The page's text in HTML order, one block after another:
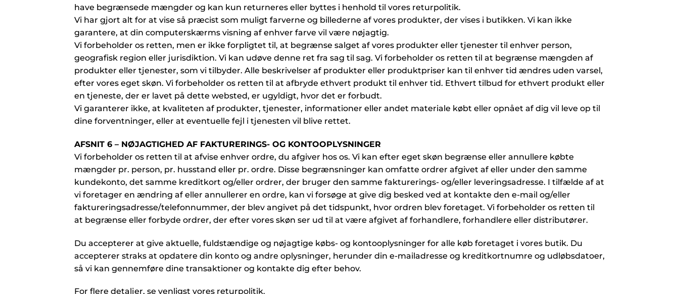
have begrænsede mængder og kan kun returneres eller byttes i henhold til vores returpolitik.
Vi har gjort alt for at vise så præcist som muligt farverne og billederne af vores produkter, der vises i butikken. Vi kan ikke
garantere, at din computerskærms visning af enhver farve vil være nøjagtig.
Vi forbeholder os retten, men er ikke forpligtet til, at begrænse salget af vores produkter eller tjenester til enhver person,
geografisk region eller jurisdiktion. Vi kan udøve denne ret fra sag til sag. Vi forbeholder os retten til at begrænse mængden af
produkter eller tjenester, som vi tilbyder. Alle beskrivelser af produkter eller produktpriser kan til enhver tid ændres uden varsel,
efter vores eget skøn. Vi forbeholder os retten til at afbryde ethvert produkt til enhver tid. Ethvert tilbud for ethvert produkt eller
en tjeneste, der er lavet på dette websted, er ugyldigt, hvor det er forbudt.
Vi garanterer ikke, at kvaliteten af produkter, tjenester, informationer eller andet materiale købt eller opnået af dig vil leve op til
dine forventninger, eller at eventuelle fejl i tjenesten vil blive rettet.
AFSNIT 6 – NØJAGTIGHED AF FAKTURERINGS- OG KONTOOPLYSNINGER
Vi forbeholder os retten til at afvise enhver ordre, du afgiver hos os. Vi kan efter eget skøn begrænse eller annullere købte
mængder pr. person, pr. husstand eller pr. ordre. Disse begrænsninger kan omfatte ordrer afgivet af eller under den samme
kundekonto, det samme kreditkort og/eller ordrer, der bruger den samme fakturerings- og/eller leveringsadresse. I tilfælde af at
vi foretager en ændring af eller annullerer en ordre, kan vi forsøge at give dig besked ved at kontakte den e-mail og/eller
faktureringsadresse/telefonnummer, der blev angivet på det tidspunkt, hvor ordren blev foretaget. Vi forbeholder os retten til
at begrænse eller forbyde ordrer, der efter vores skøn ser ud til at være afgivet af forhandlere, forhandlere eller distributører.
Du accepterer at give aktuelle, fuldstændige og nøjagtige købs- og kontooplysninger for alle køb foretaget i vores butik. Du
accepterer straks at opdatere din konto og andre oplysninger, herunder din e-mailadresse og kreditkortnumre og udløbsdatoer,
så vi kan gennemføre dine transaktioner og kontakte dig efter behov.
For flere detaljer, se venligst vores returpolitik.